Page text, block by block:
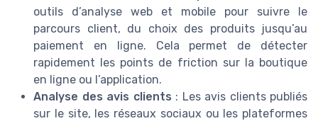
outils d’analyse web et mobile pour suivre le
parcours client, du choix des produits jusqu’au
paiement en ligne. Cela permet de détecter
rapidement les points de friction sur la boutique
en ligne ou l’application.
Analyse des avis clients : Les avis clients publiés
sur le site, les réseaux sociaux ou les plateformes